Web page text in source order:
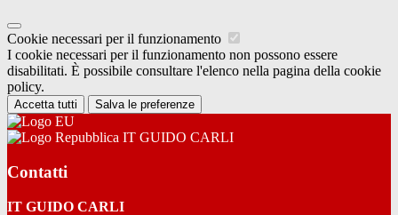
Cookie necessari per il funzionamento
I cookie necessari per il funzionamento non possono essere
disabilitati. È possibile consultare l'elenco nella pagina della cookie
policy.
Accetta tutti Salva le preferenze
IT GUIDO CARLI
Contatti
IT GUIDO CARLI